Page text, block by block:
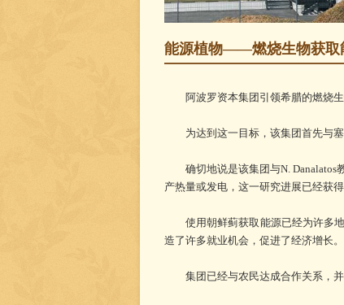
能源植物——燃烧生物获取
阿波罗资本集团引领希腊的燃烧生
为达到这一目标，该集团首先与塞
确切地说是该集团与N. Danalatos教
产热量或发电，这一研究进展已经获得
使用朝鲜蓟获取能源已经为许多地
造了许多就业机会，促进了经济增长。
集团已经与农民达成合作关系，并